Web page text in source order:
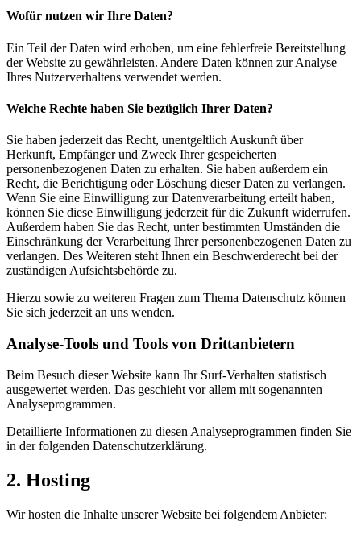
Wofür nutzen wir Ihre Daten?
Ein Teil der Daten wird erhoben, um eine fehlerfreie Bereitstellung
der Website zu gewährleisten. Andere Daten können zur Analyse
Ihres Nutzerverhaltens verwendet werden.
Welche Rechte haben Sie bezüglich Ihrer Daten?
Sie haben jederzeit das Recht, unentgeltlich Auskunft über
Herkunft, Empfänger und Zweck Ihrer gespeicherten
personenbezogenen Daten zu erhalten. Sie haben außerdem ein
Recht, die Berichtigung oder Löschung dieser Daten zu verlangen.
Wenn Sie eine Einwilligung zur Datenverarbeitung erteilt haben,
können Sie diese Einwilligung jederzeit für die Zukunft widerrufen.
Außerdem haben Sie das Recht, unter bestimmten Umständen die
Einschränkung der Verarbeitung Ihrer personenbezogenen Daten zu
verlangen. Des Weiteren steht Ihnen ein Beschwerderecht bei der
zuständigen Aufsichtsbehörde zu.
Hierzu sowie zu weiteren Fragen zum Thema Datenschutz können
Sie sich jederzeit an uns wenden.
Analyse-Tools und Tools von Dritt­anbietern
Beim Besuch dieser Website kann Ihr Surf-Verhalten statistisch
ausgewertet werden. Das geschieht vor allem mit sogenannten
Analyseprogrammen.
Detaillierte Informationen zu diesen Analyseprogrammen finden Sie
in der folgenden Datenschutzerklärung.
2. Hosting
Wir hosten die Inhalte unserer Website bei folgendem Anbieter: